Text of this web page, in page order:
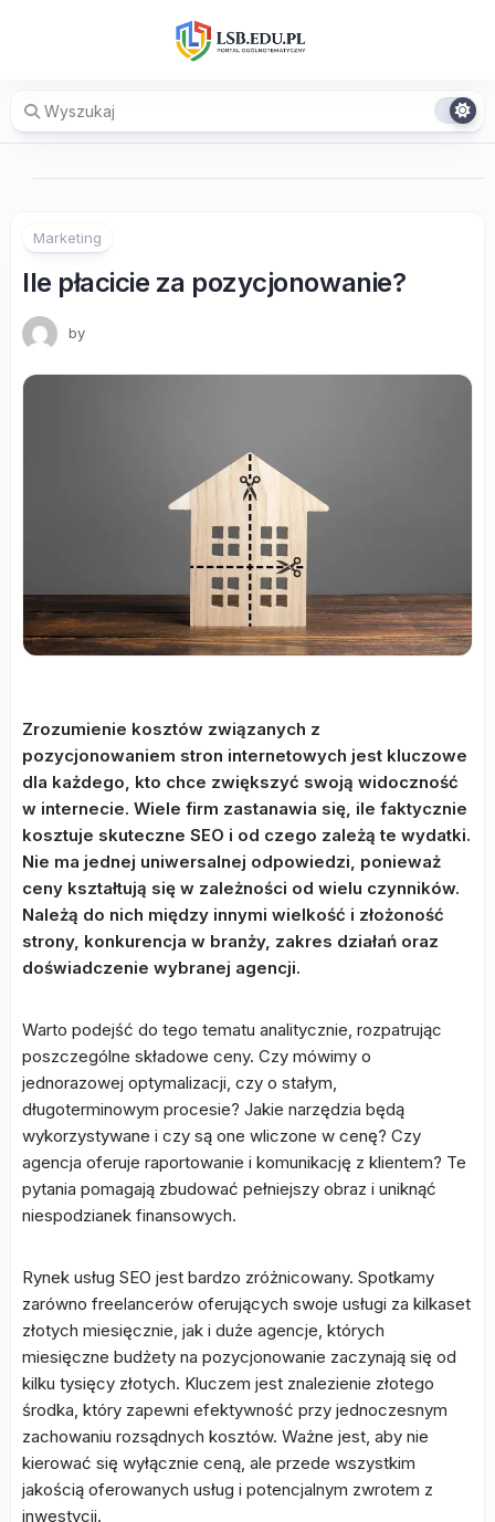
Marketing
Ile płacicie za pozycjonowanie?
by
Zrozumienie kosztów związanych z
pozycjonowaniem stron internetowych jest kluczowe
dla każdego, kto chce zwiększyć swoją widoczność
w internecie. Wiele firm zastanawia się, ile faktycznie
kosztuje skuteczne SEO i od czego zależą te wydatki.
Nie ma jednej uniwersalnej odpowiedzi, ponieważ
ceny kształtują się w zależności od wielu czynników.
Należą do nich między innymi wielkość i złożoność
strony, konkurencja w branży, zakres działań oraz
doświadczenie wybranej agencji.
Warto podejść do tego tematu analitycznie, rozpatrując
poszczególne składowe ceny. Czy mówimy o
jednorazowej optymalizacji, czy o stałym,
długoterminowym procesie? Jakie narzędzia będą
wykorzystywane i czy są one wliczone w cenę? Czy
agencja oferuje raportowanie i komunikację z klientem? Te
pytania pomagają zbudować pełniejszy obraz i uniknąć
niespodzianek finansowych.
Rynek usług SEO jest bardzo zróżnicowany. Spotkamy
zarówno freelancerów oferujących swoje usługi za kilkaset
złotych miesięcznie, jak i duże agencje, których
miesięczne budżety na pozycjonowanie zaczynają się od
kilku tysięcy złotych. Kluczem jest znalezienie złotego
środka, który zapewni efektywność przy jednoczesnym
zachowaniu rozsądnych kosztów. Ważne jest, aby nie
kierować się wyłącznie ceną, ale przede wszystkim
jakością oferowanych usług i potencjalnym zwrotem z
inwestycji.